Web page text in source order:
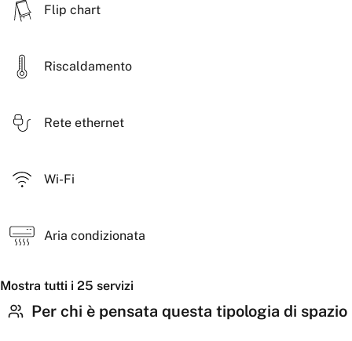
Flip chart
Riscaldamento
Rete ethernet
Wi-Fi
Aria condizionata
Mostra tutti i 25 servizi
Per chi è pensata questa tipologia di spazio